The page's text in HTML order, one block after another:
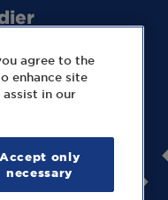
agree to the
enhance site
assist in our
Accept only
necessary